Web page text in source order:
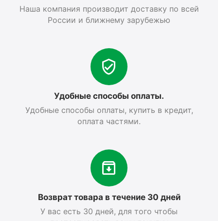
Наша компания производит доставку по всей
России и ближнему зарубежью
Удобные способы оплаты.
Удобные способы оплаты, купить в кредит,
оплата частями.
Возврат товара в течение 30 дней
У вас есть 30 дней, для того чтобы